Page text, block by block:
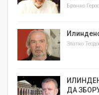
Бранко
ДА